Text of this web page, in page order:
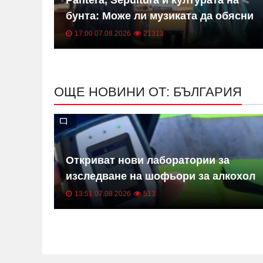
бунта: Може ли музиката да обясни
жестокостта?
17:00 07.08.2026 21313
ОЩЕ НОВИНИ ОТ: БЪЛГАРИЯ
Откриват нови лаборатории за
изследване на шофьори за алкохол
и наркотици
13:51 07.08.2026 513